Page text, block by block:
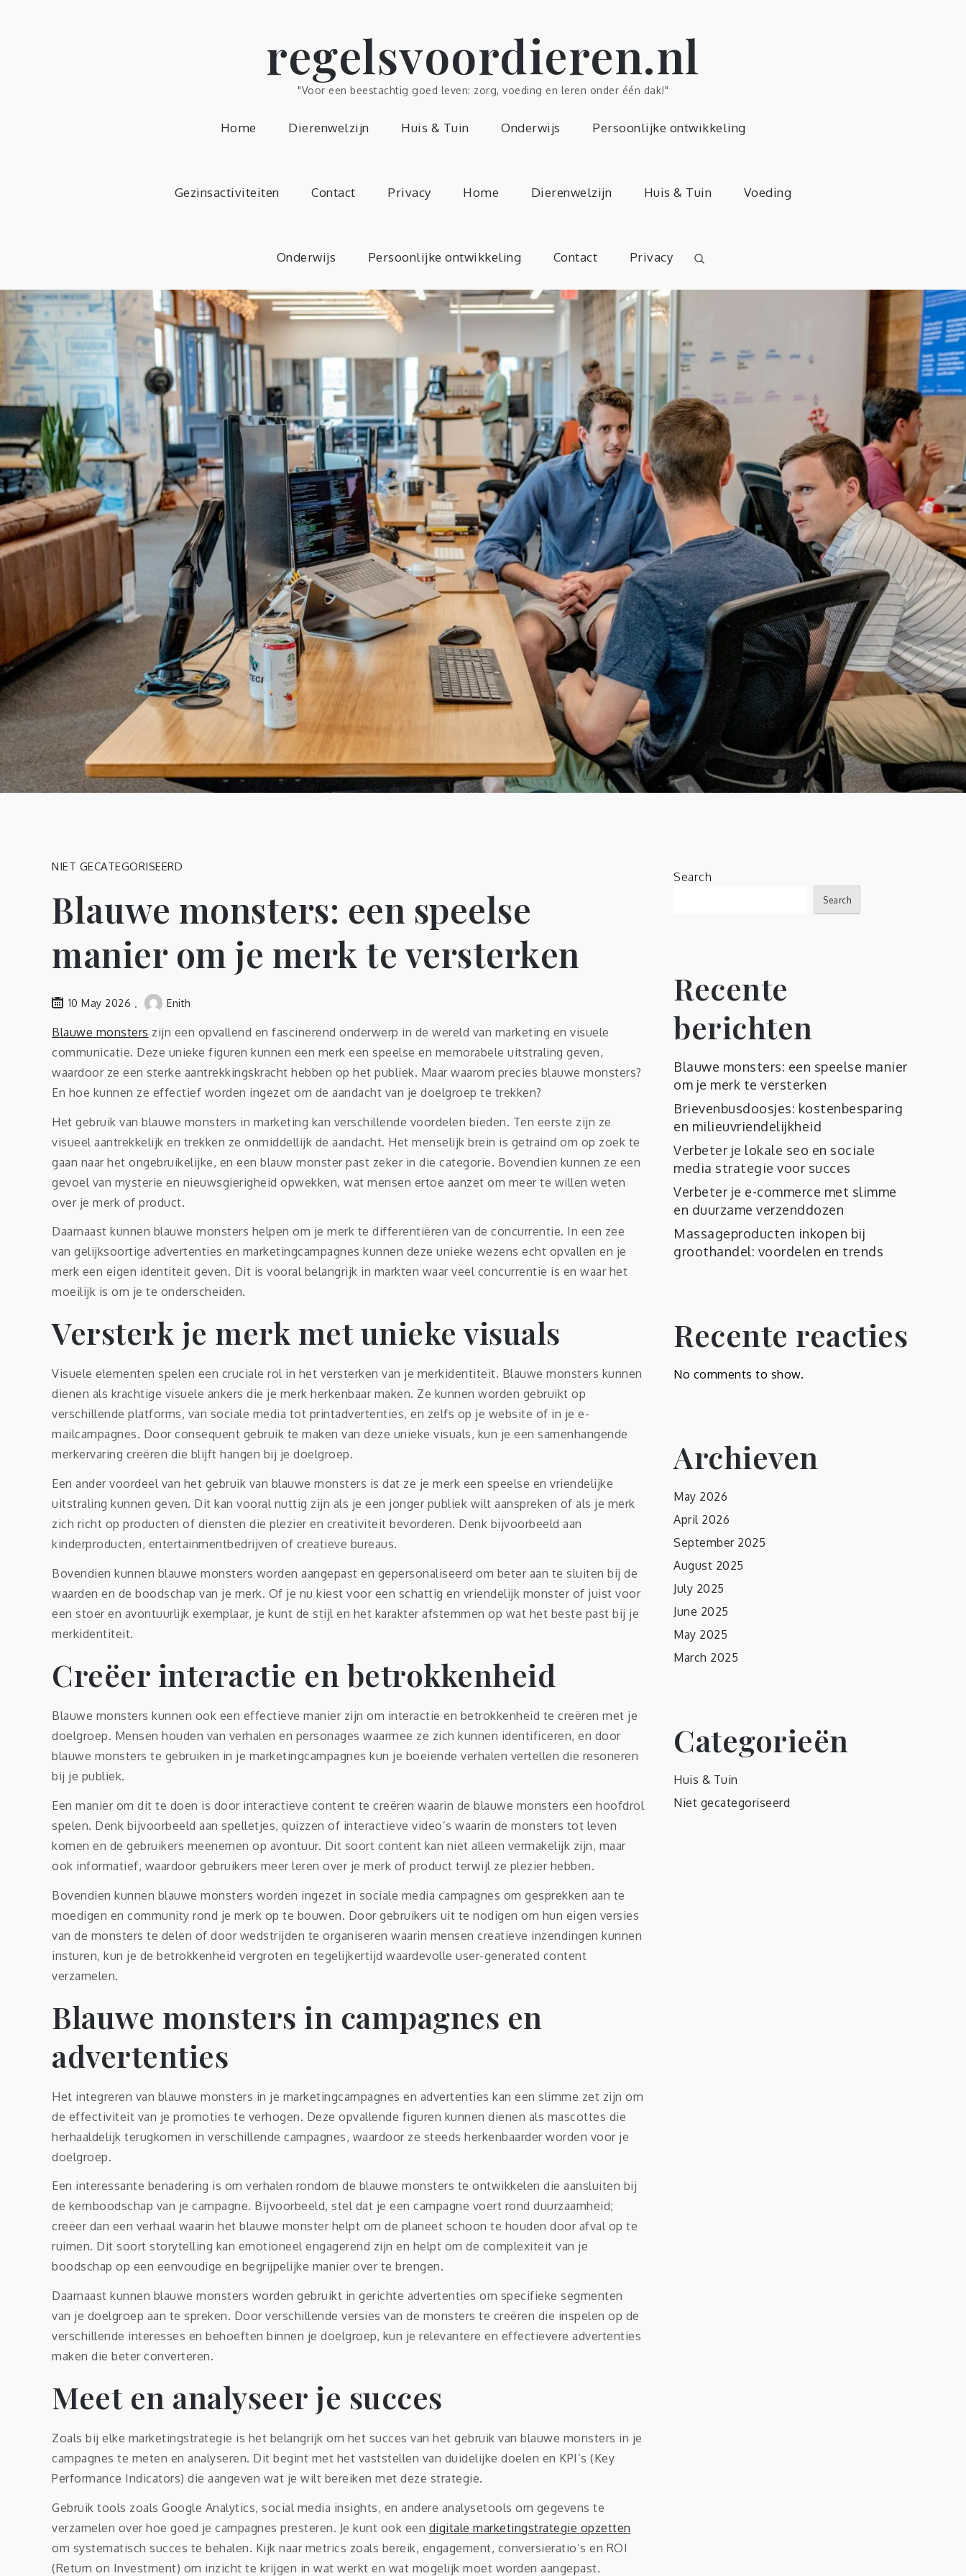
regelsvoordieren.nl
"Voor een beestachtig goed leven: zorg, voeding en leren onder één dak!"
Home Dierenwelzijn Huis & Tuin Onderwijs Persoonlijke ontwikkeling
Gezinsactiviteiten Contact Privacy Home Dierenwelzijn Huis & Tuin Voeding
Onderwijs Persoonlijke ontwikkeling Contact Privacy
NIET GECATEGORISEERD
Blauwe monsters: een speelse
manier om je merk te versterken
10 May 2026 Enith
Blauwe monsters zijn een opvallend en fascinerend onderwerp in de wereld van marketing en visuele
communicatie. Deze unieke figuren kunnen een merk een speelse en memorabele uitstraling geven,
waardoor ze een sterke aantrekkingskracht hebben op het publiek. Maar waarom precies blauwe monsters?
En hoe kunnen ze effectief worden ingezet om de aandacht van je doelgroep te trekken?
Het gebruik van blauwe monsters in marketing kan verschillende voordelen bieden. Ten eerste zijn ze
visueel aantrekkelijk en trekken ze onmiddellijk de aandacht. Het menselijk brein is getraind om op zoek te
gaan naar het ongebruikelijke, en een blauw monster past zeker in die categorie. Bovendien kunnen ze een
gevoel van mysterie en nieuwsgierigheid opwekken, wat mensen ertoe aanzet om meer te willen weten
over je merk of product.
Daarnaast kunnen blauwe monsters helpen om je merk te differentiëren van de concurrentie. In een zee
van gelijksoortige advertenties en marketingcampagnes kunnen deze unieke wezens echt opvallen en je
merk een eigen identiteit geven. Dit is vooral belangrijk in markten waar veel concurrentie is en waar het
moeilijk is om je te onderscheiden.
Versterk je merk met unieke visuals
Visuele elementen spelen een cruciale rol in het versterken van je merkidentiteit. Blauwe monsters kunnen
dienen als krachtige visuele ankers die je merk herkenbaar maken. Ze kunnen worden gebruikt op
verschillende platforms, van sociale media tot printadvertenties, en zelfs op je website of in je e-
mailcampagnes. Door consequent gebruik te maken van deze unieke visuals, kun je een samenhangende
merkervaring creëren die blijft hangen bij je doelgroep.
Een ander voordeel van het gebruik van blauwe monsters is dat ze je merk een speelse en vriendelijke
uitstraling kunnen geven. Dit kan vooral nuttig zijn als je een jonger publiek wilt aanspreken of als je merk
zich richt op producten of diensten die plezier en creativiteit bevorderen. Denk bijvoorbeeld aan
kinderproducten, entertainmentbedrijven of creatieve bureaus.
Bovendien kunnen blauwe monsters worden aangepast en gepersonaliseerd om beter aan te sluiten bij de
waarden en de boodschap van je merk. Of je nu kiest voor een schattig en vriendelijk monster of juist voor
een stoer en avontuurlijk exemplaar, je kunt de stijl en het karakter afstemmen op wat het beste past bij je
merkidentiteit.
Creëer interactie en betrokkenheid
Blauwe monsters kunnen ook een effectieve manier zijn om interactie en betrokkenheid te creëren met je
doelgroep. Mensen houden van verhalen en personages waarmee ze zich kunnen identificeren, en door
blauwe monsters te gebruiken in je marketingcampagnes kun je boeiende verhalen vertellen die resoneren
bij je publiek.
Een manier om dit te doen is door interactieve content te creëren waarin de blauwe monsters een hoofdrol
spelen. Denk bijvoorbeeld aan spelletjes, quizzen of interactieve video’s waarin de monsters tot leven
komen en de gebruikers meenemen op avontuur. Dit soort content kan niet alleen vermakelijk zijn, maar
ook informatief, waardoor gebruikers meer leren over je merk of product terwijl ze plezier hebben.
Bovendien kunnen blauwe monsters worden ingezet in sociale media campagnes om gesprekken aan te
moedigen en community rond je merk op te bouwen. Door gebruikers uit te nodigen om hun eigen versies
van de monsters te delen of door wedstrijden te organiseren waarin mensen creatieve inzendingen kunnen
insturen, kun je de betrokkenheid vergroten en tegelijkertijd waardevolle user-generated content
verzamelen.
Blauwe monsters in campagnes en
advertenties
Het integreren van blauwe monsters in je marketingcampagnes en advertenties kan een slimme zet zijn om
de effectiviteit van je promoties te verhogen. Deze opvallende figuren kunnen dienen als mascottes die
herhaaldelijk terugkomen in verschillende campagnes, waardoor ze steeds herkenbaarder worden voor je
doelgroep.
Een interessante benadering is om verhalen rondom de blauwe monsters te ontwikkelen die aansluiten bij
de kernboodschap van je campagne. Bijvoorbeeld, stel dat je een campagne voert rond duurzaamheid;
creëer dan een verhaal waarin het blauwe monster helpt om de planeet schoon te houden door afval op te
ruimen. Dit soort storytelling kan emotioneel engagerend zijn en helpt om de complexiteit van je
boodschap op een eenvoudige en begrijpelijke manier over te brengen.
Daarnaast kunnen blauwe monsters worden gebruikt in gerichte advertenties om specifieke segmenten
van je doelgroep aan te spreken. Door verschillende versies van de monsters te creëren die inspelen op de
verschillende interesses en behoeften binnen je doelgroep, kun je relevantere en effectievere advertenties
maken die beter converteren.
Meet en analyseer je succes
Zoals bij elke marketingstrategie is het belangrijk om het succes van het gebruik van blauwe monsters in je
campagnes te meten en analyseren. Dit begint met het vaststellen van duidelijke doelen en KPI’s (Key
Performance Indicators) die aangeven wat je wilt bereiken met deze strategie.
Gebruik tools zoals Google Analytics, social media insights, en andere analysetools om gegevens te
verzamelen over hoe goed je campagnes presteren. Je kunt ook een digitale marketingstrategie opzetten
om systematisch succes te behalen. Kijk naar metrics zoals bereik, engagement, conversieratio’s en ROI
(Return on Investment) om inzicht te krijgen in wat werkt en wat mogelijk moet worden aangepast.
Search
Search
Recente
berichten
Blauwe monsters: een speelse manier
om je merk te versterken
Brievenbusdoosjes: kostenbesparing
en milieuvriendelijkheid
Verbeter je lokale seo en sociale
media strategie voor succes
Verbeter je e-commerce met slimme
en duurzame verzenddozen
Massageproducten inkopen bij
groothandel: voordelen en trends
Recente reacties
No comments to show.
Archieven
May 2026
April 2026
September 2025
August 2025
July 2025
June 2025
May 2025
March 2025
Categorieën
Huis & Tuin
Niet gecategoriseerd